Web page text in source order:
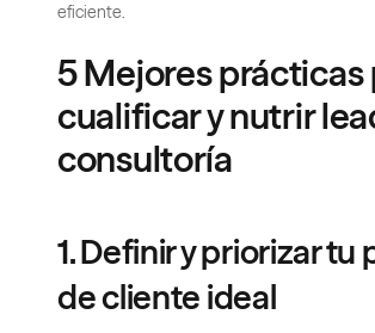
eficiente.
5 Mejores prácticas
cualificar y nutrir
consultoría
1. Definir y priorizar tu
de cliente ideal